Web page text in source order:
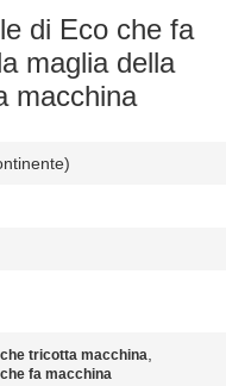
di Eco che fa
maglia della
macchina
tricotta macchina,
fa macchina